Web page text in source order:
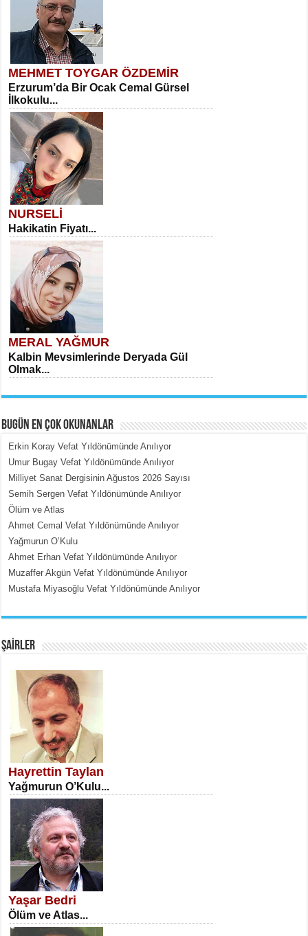
MEHMET TOYGAR ÖZDEMİR
Erzurum’da Bir Ocak Cemal Gürsel
İlkokulu...
NURSELİ
Hakikatin Fiyatı...
MERAL YAĞMUR
Kalbin Mevsimlerinde Deryada Gül
Olmak...
MEHMET ÇOBAN
İçerdeki Put Dışardaki Maskeler...
SATILMIŞ ÜMİT ÇETİNKAYA
Erkenlik...
NECLA DİLEK ARSLAN
Öğretmenler Günü Mahkemesi...
BUGÜN EN ÇOK OKUNANLAR
Erkin Koray Vefat Yıldönümünde Anılıyor
Umur Bugay Vefat Yıldönümünde Anılıyor
Milliyet Sanat Dergisinin Ağustos 2026 Sayısı
Semih Sergen Vefat Yıldönümünde Anılıyor
Ölüm ve Atlas
Ahmet Cemal Vefat Yıldönümünde Anılıyor
Yağmurun O’Kulu
Ahmet Erhan Vefat Yıldönümünde Anılıyor
Muzaffer Akgün Vefat Yıldönümünde Anılıyor
Mustafa Miyasoğlu Vefat Yıldönümünde Anılıyor
ŞAİRLER
Hayrettin Taylan
Yağmurun O’Kulu...
Yaşar Bedri
Ölüm ve Atlas...